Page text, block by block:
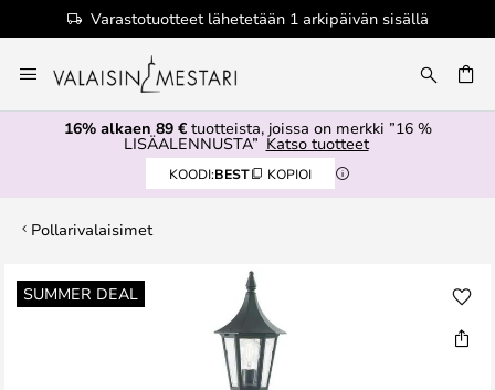
Varastotuotteet lähetetään 1 arkipäivän sisällä
to
Content
16% alkaen 89 €tuotteista, joissa on merkki ”16 %
LISÄALENNUSTA” Katso tuotteet
KOODI:BEST KOPIOI
Pollarivalaisimet
SUMMER DEAL
Skip
to